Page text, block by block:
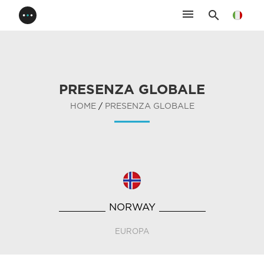
search
menu
PRESENZA GLOBALE
HOME/ PRESENZA GLOBALE
NORWAY
EUROPA